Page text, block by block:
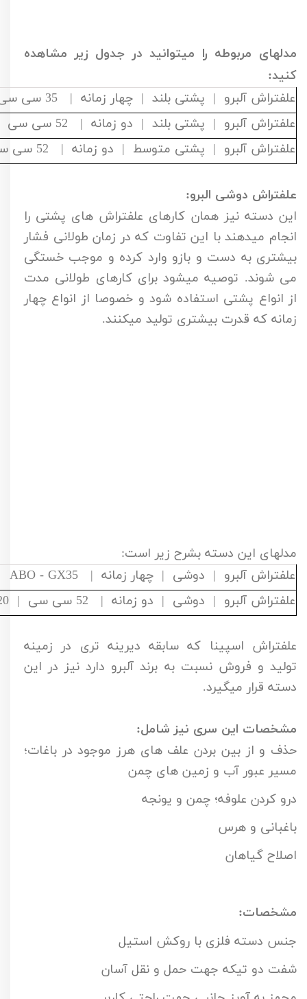
مدلهای مربوطه را میتوانید در جدول زیر مشاهده
کنید:
علفتراش آلبرو | پشتی بلند | چهار زمانه | 35 سی سی | ABO - CG35H
علفتراش آلبرو | پشتی بلند | دو زمانه | 52 سی سی | ABO - BG520H
علفتراش آلبرو | پشتی متوسط | دو زمانه | 52 سی سی | ABO - BG520L
علفتراش دوشی البرو:‌
این دسته نیز همان کارهای علفتراش های پشتی را
انجام میدهند با این تفاوت که در زمان طولانی فشار
بیشتری به دست و بازو وارد کرده و موجب خستگی
می شوند. توصیه میشود برای کارهای طولانی مدت
از انواع پشتی استفاده شود و خصوصا از انواع چهار
زمانه که قدرت بیشتری تولید میکنند.
مدلهای این دسته بشرح زیر است:
علفتراش آلبرو | دوشی | چهار زمانه | ABO - GX35
علفتراش آلبرو | دوشی | دو زمانه | 52 سی سی | ABO - CG520
علفتراش اسپینا که سابقه دیرینه تری در زمینه
تولید و فروش نسبت به برند آلبرو دارد نیز در این
دسته قرار میگیرد.
مشخصات این سری نیز شامل:‌
حذف و از بین بردن علف های هرز موجود در باغات؛
مسیر عبور آب و زمین های چمن
درو کردن علوفه؛ چمن و یونجه
باغبانی و هرس
اصلاح گیاهان
مشخصات:
جنس دسته فلزی با روکش استیل
شفت دو تیکه جهت حمل و نقل آسان